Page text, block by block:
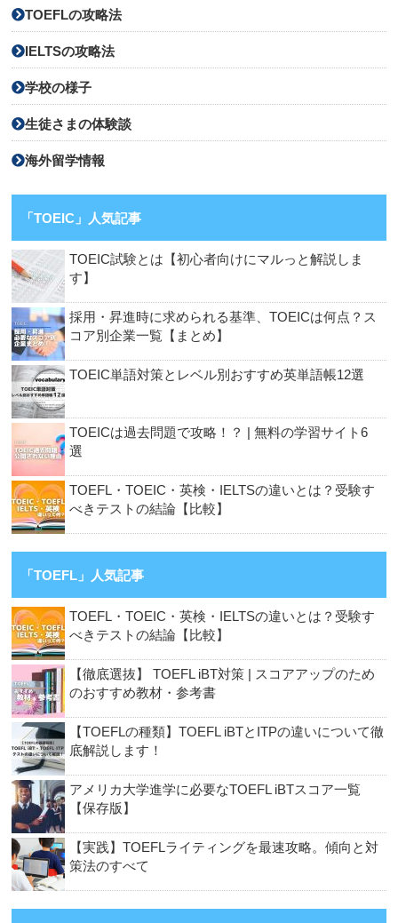
TOEFLの攻略法
IELTSの攻略法
学校の様子
生徒さまの体験談
海外留学情報
「TOEIC」人気記事
TOEIC試験とは【初心者向けにマルっと解説しま
す】
採用・昇進時に求められる基準、TOEICは何点？ス
コア別企業一覧【まとめ】
TOEIC単語対策とレベル別おすすめ英単語帳12選
TOEICは過去問題で攻略！？ | 無料の学習サイト6
選
TOEFL・TOEIC・英検・IELTSの違いとは？受験す
べきテストの結論【比較】
「TOEFL」人気記事
TOEFL・TOEIC・英検・IELTSの違いとは？受験す
べきテストの結論【比較】
【徹底選抜】 TOEFL iBT対策 | スコアアップのため
のおすすめ教材・参考書
【TOEFLの種類】TOEFL iBTとITPの違いについて徹
底解説します！
アメリカ大学進学に必要なTOEFL iBTスコア一覧
【保存版】
【実践】TOEFLライティングを最速攻略。傾向と対
策法のすべて